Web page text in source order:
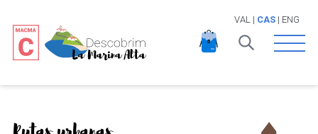
VAL | CAS| ENG
Open